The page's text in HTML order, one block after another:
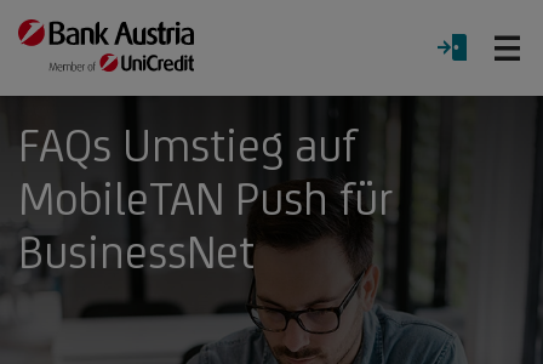
LOGIN
FAQs Umstieg auf
MobileTAN Push für
BusinessNet